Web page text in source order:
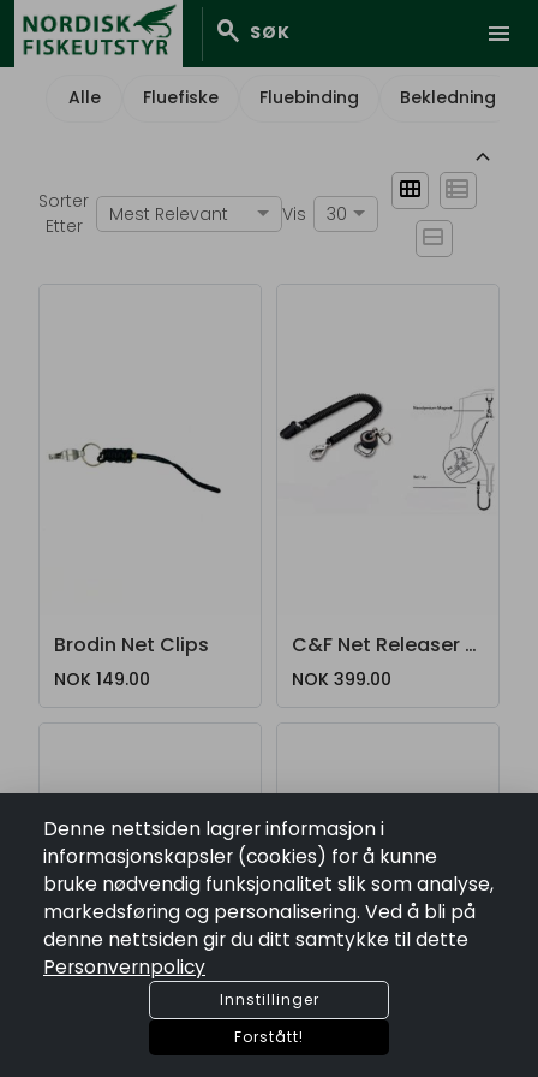
search SØK menu
Alle Fluefiske Fluebinding Bekledning
Sorter
Etter
Mest Relevant Vis 30
view_module
view_list
view_stream
Brodin Net Clips
NOK 149.00
C&F Net Releaser NR
NOK 399.00
keyboard_arrow_up
Denne nettsiden lagrer informasjon i
informasjonskapsler (cookies) for å kunne
bruke nødvendig funksjonalitet slik som analyse,
markedsføring og personalisering. Ved å bli på
denne nettsiden gir du ditt samtykke til dette
Personvernpolicy
Innstillinger
Forstått!